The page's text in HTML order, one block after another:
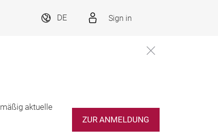
DE Sign in
aktuelle
ZUR ANMELDUNG